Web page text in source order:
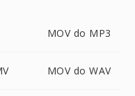
MOV do MP3
MOV do WAV